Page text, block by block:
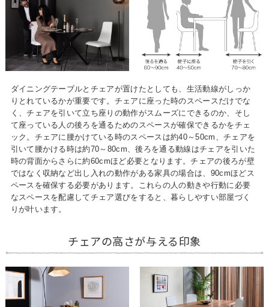
ダイニングテーブルとチェアが置けたとしても、生活動線がしっか
りとれているかが重要です。チェアに座った時のスペースだけでな
く、チェアを引いて立ち座りの動作がスムーズにできるのか、そし
て座っている人の後ろを通るためのスペースが確保できるかをチェ
ック。チェアに腰かけている時のスペースは約40～50cm、チェアを
引いて腰かける時は約70～80cm、後ろを通る動線はチェアを引いた
時の背面からさらに約60cmほど必要となります。チェアの後ろが壁
ではなく収納など出し入れの動作がある家具の場合は、90cmほどス
ペースを確保する必要があります。これらの人の動きや行動に必要
なスペースを配慮してチェア選びをすると、暮らしやすい部屋づく
りが叶います。
チェアの高さが与える印象